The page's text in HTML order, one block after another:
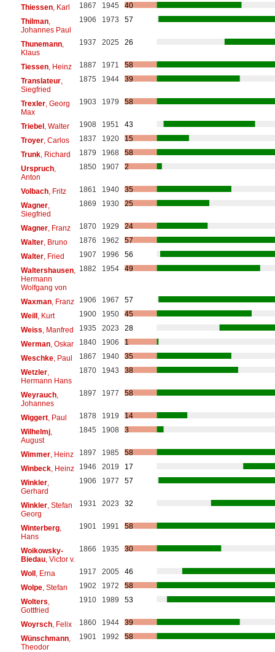
Thiessen, Karl 1867 1945
40
Thilman,
Johannes Paul
1906 1973 57
Thunemann,
Klaus
1937 2025 26
Tiessen, Heinz 1887 1971
58
Translateur,
Siegfried
1875 1944 39
Trexler, Georg
Max
1903 1979 58
Triebel, Walter 1908 1951
43
Troyer, Carlos 1837 1920
15
Trunk, Richard 1879 1968
58
Urspruch,
Anton
1850 1907 2
Volbach, Fritz 1861 1940
35
Wagner,
Siegfried
1869 1930 25
Wagner, Franz 1870 1929
24
Walter, Bruno 1876 1962
57
Walter, Fried 1907 1996
56
Waltershausen,
Hermann
Wolfgang von
1882 1954 49
Waxman, Franz 1906 1967
57
Weill, Kurt 1900 1950
45
Weiss , Manfred 1935 2023
28
Werman, Oskar 1840 1906
1
Weschke, Paul 1867 1940
35
Wetzler,
Hermann Hans
1870 1943 38
Weyrauch,
Johannes
1897 1977 58
Wiggert, Paul 1878 1919
14
Wilhelmj,
August
1845 1908 3
Wimmer, Heinz 1897 1985
58
Winbeck, Heinz 1946 2019
17
Winkler,
Gerhard
1906 1977 57
Winkler, Stefan
Georg
1931 2023 32
Winterberg,
Hans
1901 1991 58
Woikowsky-
Biedau, Victor v.
1866 1935 30
Woll, Erna 1917 2005
46
Wolpe, Stefan 1902 1972
58
Wolters
Gottfried
1910 1989 53
Woyrsch, Felix 1860 1944
39
Wünschmann,
Theodor
1901 1992 58